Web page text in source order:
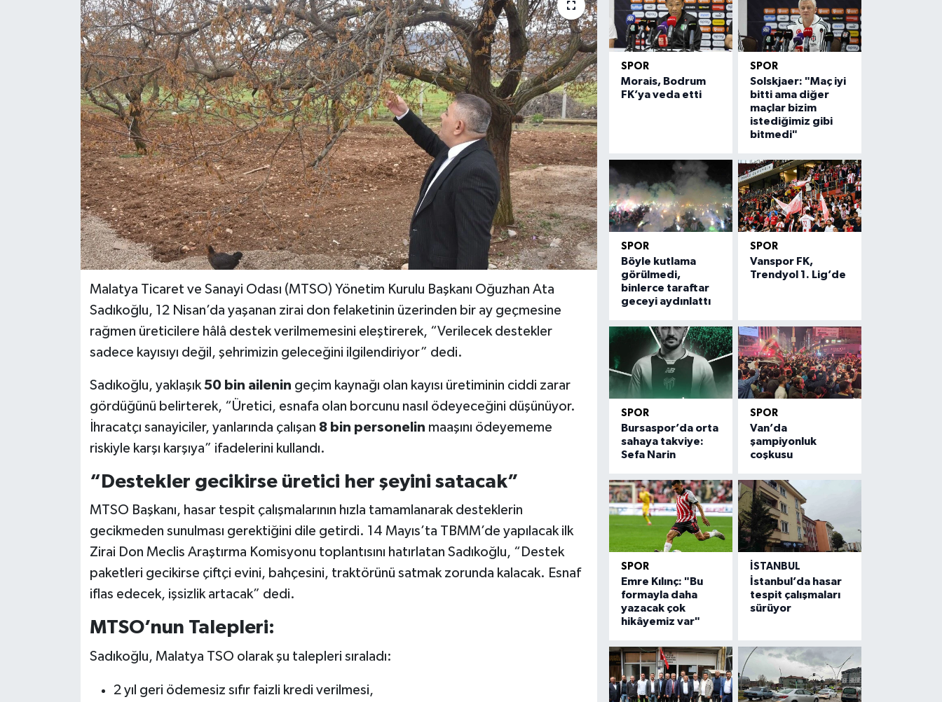
Malatya Ticaret ve Sanayi Odası (MTSO) Yönetim Kurulu Başkanı Oğuzhan Ata
Sadıkoğlu, 12 Nisan’da yaşanan zirai don felaketinin üzerinden bir ay geçmesine
rağmen üreticilere hâlâ destek verilmemesini eleştirerek, “Verilecek destekler
sadece kayısıyı değil, şehrimizin geleceğini ilgilendiriyor” dedi.
Sadıkoğlu, yaklaşık 50 bin ailenin geçim kaynağı olan kayısı üretiminin ciddi zarar
gördüğünü belirterek, “Üretici, esnafa olan borcunu nasıl ödeyeceğini düşünüyor.
İhracatçı sanayiciler, yanlarında çalışan 8 bin personelin maaşını ödeyememe
riskiyle karşı karşıya” ifadelerini kullandı.
“Destekler gecikirse üretici her şeyini satacak”
MTSO Başkanı, hasar tespit çalışmalarının hızla tamamlanarak desteklerin
gecikmeden sunulması gerektiğini dile getirdi. 14 Mayıs’ta TBMM’de yapılacak ilk
Zirai Don Meclis Araştırma Komisyonu toplantısını hatırlatan Sadıkoğlu, “Destek
paketleri gecikirse çiftçi evini, bahçesini, traktörünü satmak zorunda kalacak. Esnaf
iflas edecek, işsizlik artacak” dedi.
MTSO’nun Talepleri:
Sadıkoğlu, Malatya TSO olarak şu talepleri sıraladı:
2 yıl geri ödemesiz sıfır faizli kredi verilmesi,
SPOR
Morais, Bodrum
FK’ya veda etti
SPOR
Solskjaer: "Maç iyi
bitti ama diğer
maçlar bizim
istediğimiz gibi
bitmedi"
SPOR
Böyle kutlama
görülmedi,
binlerce taraftar
geceyi aydınlattı
SPOR
Vanspor FK,
Trendyol 1. Lig’de
SPOR
Bursaspor’da orta
sahaya takviye:
Sefa Narin
SPOR
Van’da
şampiyonluk
coşkusu
SPOR
Emre Kılınç: "Bu
formayla daha
yazacak çok
hikâyemiz var"
İSTANBUL
İstanbul’da hasar
tespit çalışmaları
sürüyor